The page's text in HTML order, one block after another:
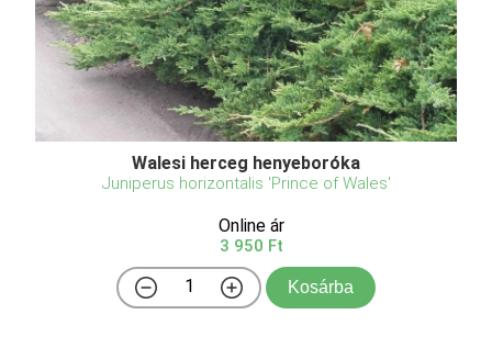
Walesi herceg henyeboróka
Juniperus horizontalis 'Prince of Wales'
Online ár
3 950 Ft
Kosárba